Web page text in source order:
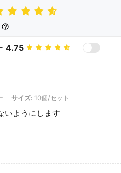
4.75
イズ: 10個/セット
サイズ: 10個/セット
いようにします